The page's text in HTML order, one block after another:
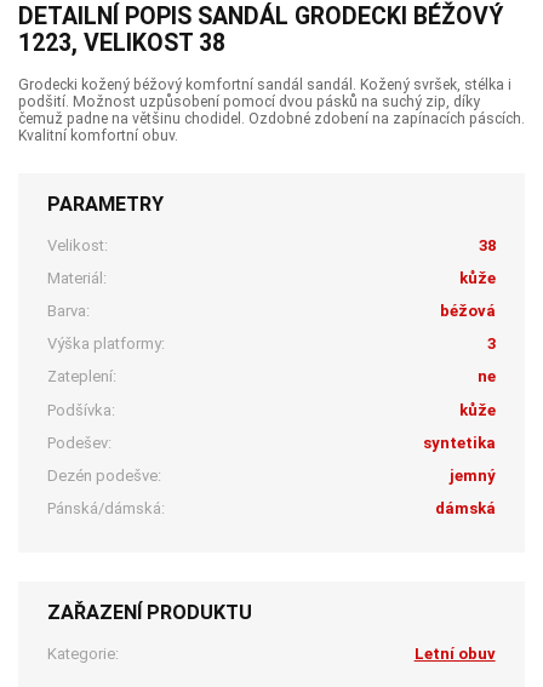
DETAILNÍ POPIS SANDÁL GRODECKI BÉŽOVÝ
1223, VELIKOST 38
Grodecki kožený béžový komfortní sandál sandál. Kožený svršek, stélka i
podšití. Možnost uzpůsobení pomocí dvou pásků na suchý zip, díky
čemuž padne na většinu chodidel. Ozdobné zdobení na zapínacích páscích.
Kvalitní komfortní obuv.
PARAMETRY
Velikost:
38
Materiál:
kůže
Barva:
béžová
Výška platformy:
3
Zateplení:
ne
Podšívka:
kůže
Podešev:
syntetika
Dezén podešve:
jemný
Pánská/dámská:
dámská
ZAŘAZENÍ PRODUKTU
Kategorie: Letní obuv